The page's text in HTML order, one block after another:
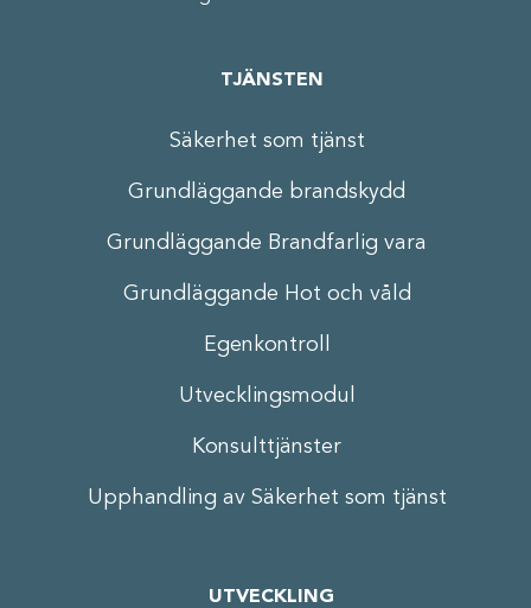
TJÄNSTEN
Säkerhet som tjänst
Grundläggande brandskydd
Grundläggande Brandfarlig vara
Grundläggande Hot och våld
Egenkontroll
Utvecklingsmodul
Konsulttjänster
Upphandling av Säkerhet som tjänst
UTVECKLING